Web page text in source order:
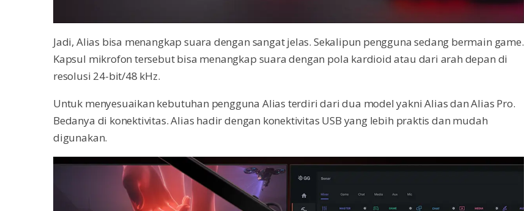
Jadi, Alias bisa menangkap suara dengan sangat jelas. Sekalipun pengguna sedang bermain game.
Kapsul mikrofon tersebut bisa menangkap suara dengan pola kardioid atau dari arah depan di
resolusi 24-bit/48 kHz.
Untuk menyesuaikan kebutuhan pengguna Alias terdiri dari dua model yakni Alias dan Alias Pro.
Bedanya di konektivitas. Alias hadir dengan konektivitas USB yang lebih praktis dan mudah
digunakan.